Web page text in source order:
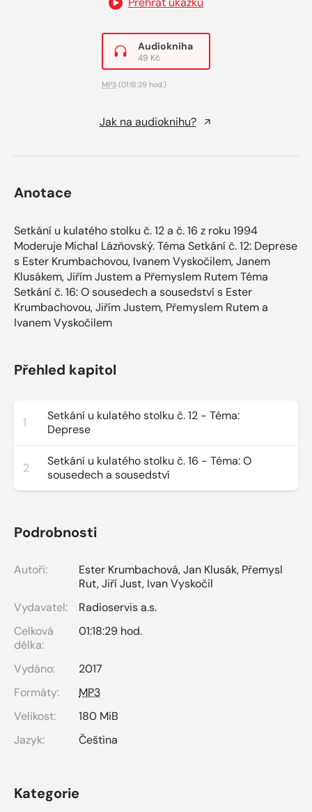
Audiokniha
49 Kč
MP3 (01:18:29 hod.)
Jak na audioknihu?
Anotace
Setkání u kulatého stolku č. 12 a č. 16 z roku 1994
Moderuje Michal Lázňovský. Téma Setkání č. 12: Deprese
s Ester Krumbachovou, Ivanem Vyskočilem, Janem
Klusákem, Jiřím Justem a Přemyslem Rutem Téma
Setkání č. 16: O sousedech a sousedství s Ester
Krumbachovou, Jiřím Justem, Přemyslem Rutem a
Ivanem Vyskočilem
Přehled kapitol
1
Setkání u kulatého stolku č. 12 - Téma:
Deprese
2
Setkání u kulatého stolku č. 16 - Téma: O
sousedech a sousedství
Podrobnosti
Autoři: Ester Krumbachová,Jan Klusák, Přemysl
Rut,Jiří Just, Ivan Vyskočil
Vydavatel:
Radioservis a.s.
Celková
délka:
01:18:29 hod.
Vydáno:
2017
Formáty:
MP3
Velikost:
180 MiB
Jazyk:
Čeština
Kategorie